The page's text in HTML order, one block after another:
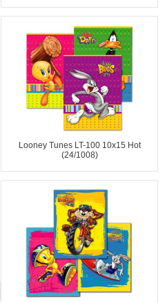
Looney Tunes LT-100 10x15 Hot
(24/1008)